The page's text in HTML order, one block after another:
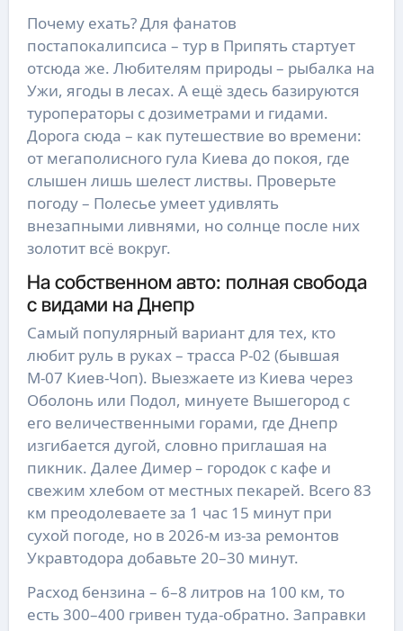
Почему ехать? Для фанатов
постапокалипсиса – тур в Припять стартует
отсюда же. Любителям природы – рыбалка на
Ужи, ягоды в лесах. А ещё здесь базируются
туроператоры с дозиметрами и гидами.
Дорога сюда – как путешествие во времени:
от мегаполисного гула Киева до покоя, где
слышен лишь шелест листвы. Проверьте
погоду – Полесье умеет удивлять
внезапными ливнями, но солнце после них
золотит всё вокруг.
На собственном авто: полная свобода
с видами на Днепр
Самый популярный вариант для тех, кто
любит руль в руках – трасса Р-02 (бывшая
М-07 Киев-Чоп). Выезжаете из Киева через
Оболонь или Подол, минуете Вышегород с
его величественными горами, где Днепр
изгибается дугой, словно приглашая на
пикник. Далее Димер – городок с кафе и
свежим хлебом от местных пекарей. Всего 83
км преодолеваете за 1 час 15 минут при
сухой погоде, но в 2026-м из-за ремонтов
Укравтодора добавьте 20–30 минут.
Расход бензина – 6–8 литров на 100 км, то
есть 300–400 гривен туда-обратно. Заправки